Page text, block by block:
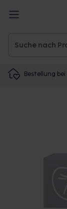
Bestellung bei